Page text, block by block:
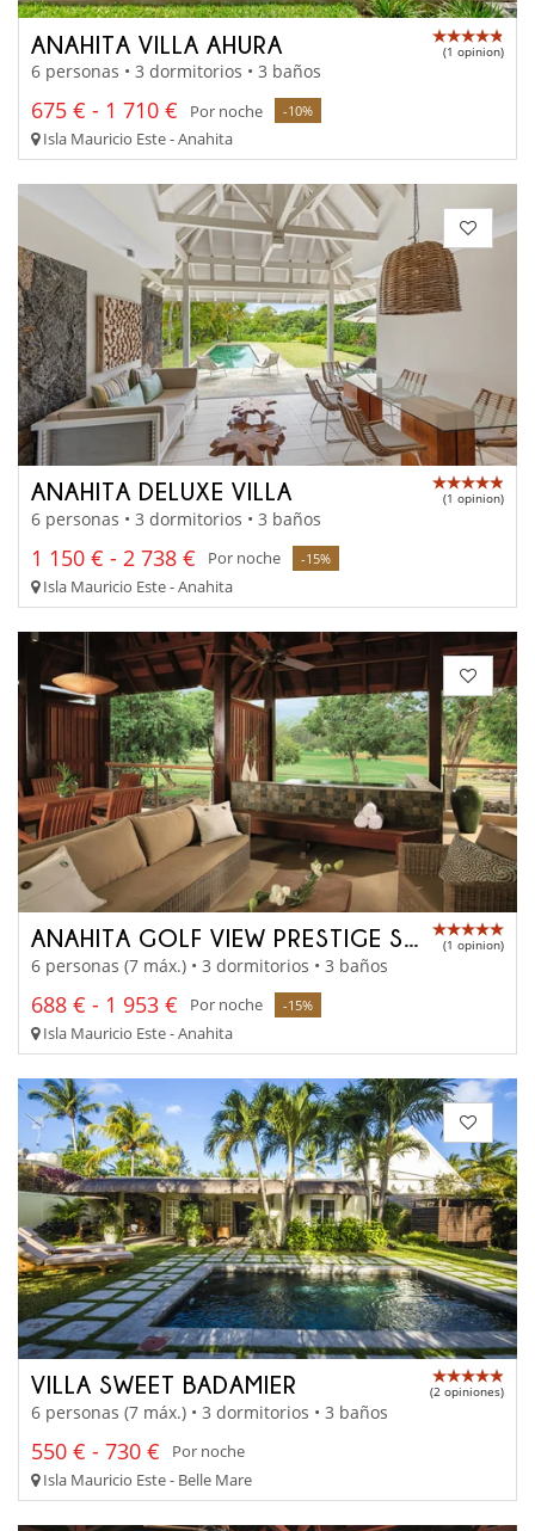
ANAHITA VILLA AHURA (1 opinion)
6 personas • 3 dormitorios • 3 baños
675 € - 1 710 € Por noche -10%
Isla Mauricio Este - Anahita
ANAHITA DELUXE VILLA (1 opinion)
6 personas • 3 dormitorios • 3 baños
1 150 € - 2 738 € Por noche -15%
Isla Mauricio Este - Anahita
ANAHITA GOLF VIEW PRESTIGE SUITE (1 opinion)
6 personas (7 máx.) • 3 dormitorios • 3 baños
688 € - 1 953 € Por noche -15%
Isla Mauricio Este - Anahita
VILLA SWEET BADAMIER (2 opiniones)
6 personas (7 máx.) • 3 dormitorios • 3 baños
550 € - 730 €
Por noche
Isla Mauricio Este - Belle Mare